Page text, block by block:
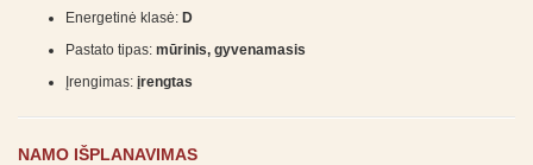
Energetinė klasė: D
Pastato tipas: mūrinis, gyvenamasis
Įrengimas: įrengtas
NAMO IŠPLANAVIMAS